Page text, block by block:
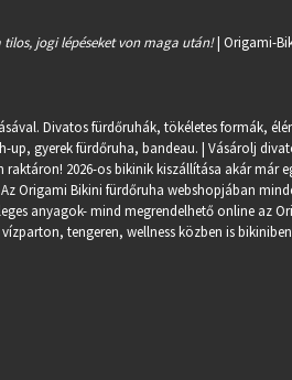
tilos, jogi lépéseket von maga után!| Origami-
Divatos fürdőruhák, tökéletes formák,
gyerek fürdőruha, bandeau. | Vásárolj
raktáron! 2026-os bikinik kiszállítása akár már
Origami Bikini fürdőruha webshopjában
anyagok- mind megrendelhető online az
tengeren, wellness közben is